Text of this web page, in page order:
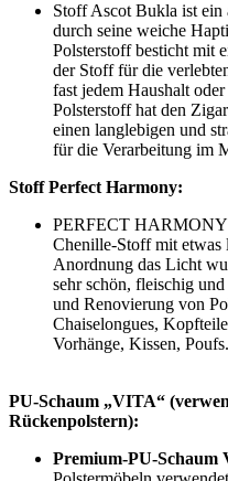
Stoff Ascot Bukla ist ein
durch seine weiche
Polsterstoff besticht mit
der Stoff für die
fast jedem Haushalt
Polsterstoff hat den
einen langlebigen und
für die Verarbeitung im
Stoff Perfect Harmony:
PERFECT HARMONY
Chenille-Stoff mit etwas
Anordnung das Licht
sehr schön, fleischig
und Renovierung von
Chaiselongues,
Vorhänge, Kissen, Poufs.
PU-Schaum „VITA“
Rückenpolstern):
Premium-PU-Schaum